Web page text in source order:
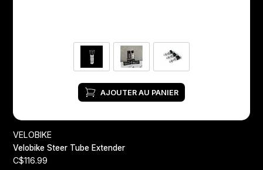
AJOUTER AU PANIER
VELOBIKE
Velobike Steer Tube Extender
C$116.99